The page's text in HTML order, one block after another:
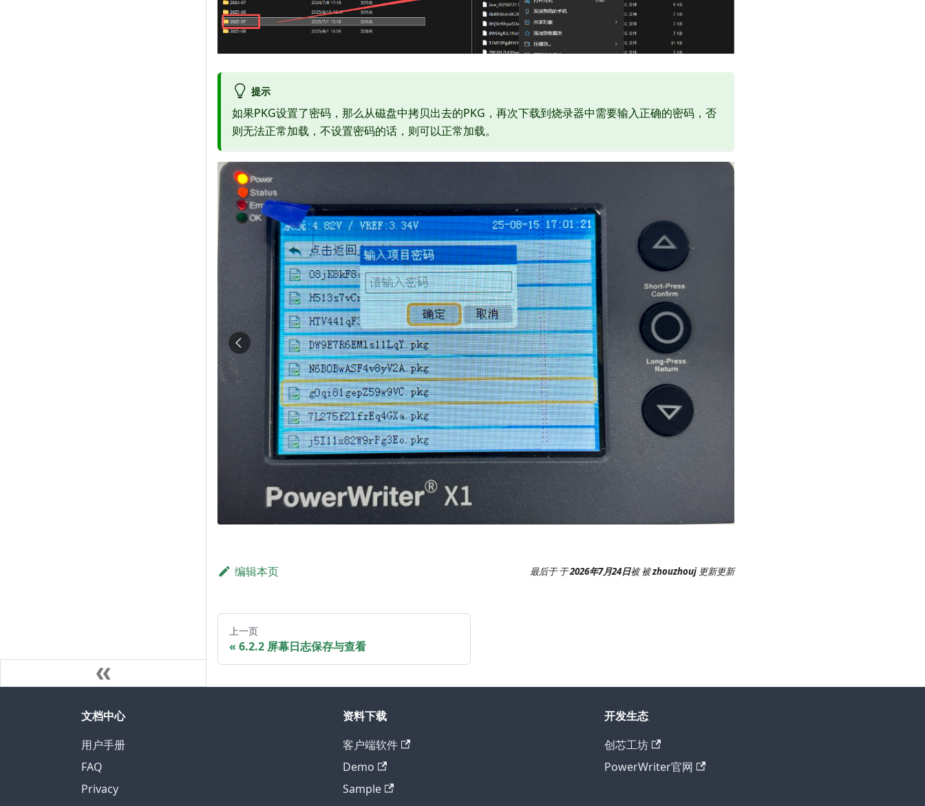
提示
如果PKG设置了密码，那么从磁盘中拷贝出去的PKG，再次下载到烧录器中需要输入正确的密码，否
则无法正常加载，不设置密码的话，则可以正常加载。
编辑本页 最后于于2026年7月24日被被zhouzhouj更新更新
上一页
6.2.2 屏幕日志保存与查看
文档中心
用户手册
FAQ
Privacy
资料下载
客户端软件
Demo
Sample
开发生态
创芯工坊
PowerWriter官网